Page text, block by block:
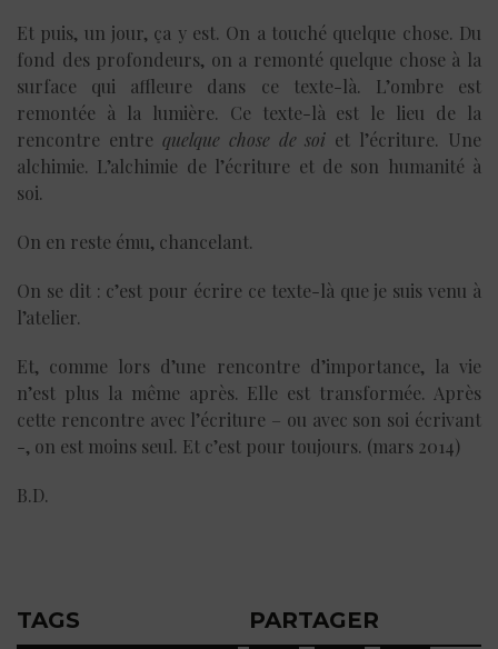
Et puis, un jour, ça y est. On a touché quelque chose. Du
fond des profondeurs, on a remonté quelque chose à la
surface qui affleure dans ce texte-là. L’ombre est
remontée à la lumière. Ce texte-là est le lieu de la
rencontre entre quelque chose de soi et l’écriture. Une
alchimie. L’alchimie de l’écriture et de son humanité à
soi.
On en reste ému, chancelant.
On se dit : c’est pour écrire ce texte-là que je suis venu à
l’atelier.
Et, comme lors d’une rencontre d’importance, la vie
n’est plus la même après. Elle est transformée. Après
cette rencontre avec l’écriture – ou avec son soi écrivant
-, on est moins seul. Et c’est pour toujours. (mars 2014)
B.D.
TAGS PARTAGER